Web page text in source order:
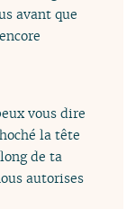
avant que
vous dire
la tête
de ta
autorises